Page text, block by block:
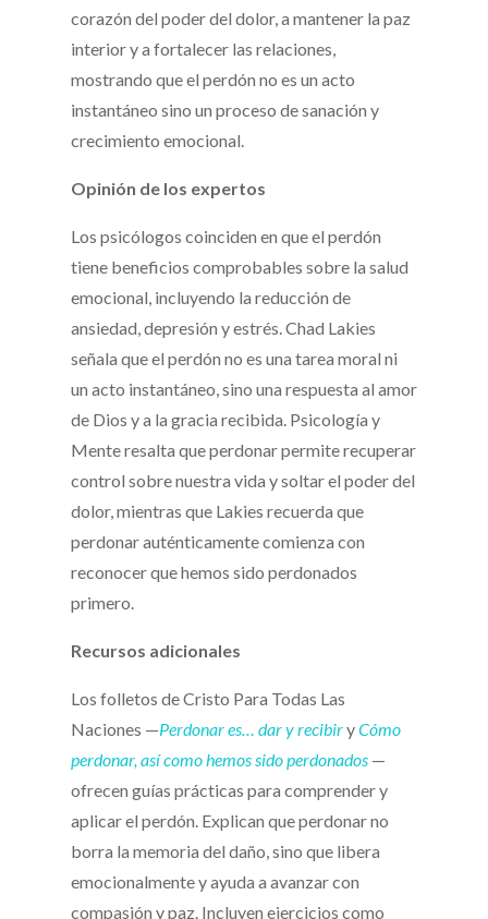
corazón del poder del dolor, a mantener la paz
interior y a fortalecer las relaciones,
mostrando que el perdón no es un acto
instantáneo sino un proceso de sanación y
crecimiento emocional.
Opinión de los expertos
Los psicólogos coinciden en que el perdón
tiene beneficios comprobables sobre la salud
emocional, incluyendo la reducción de
ansiedad, depresión y estrés. Chad Lakies
señala que el perdón no es una tarea moral ni
un acto instantáneo, sino una respuesta al amor
de Dios y a la gracia recibida. Psicología y
Mente resalta que perdonar permite recuperar
control sobre nuestra vida y soltar el poder del
dolor, mientras que Lakies recuerda que
perdonar auténticamente comienza con
reconocer que hemos sido perdonados
primero.
Recursos adicionales
Los folletos de Cristo Para Todas Las
Naciones —Perdonar es… dar y recibiryCómo
perdonar, así como hemos sido perdonados—
ofrecen guías prácticas para comprender y
aplicar el perdón. Explican que perdonar no
borra la memoria del daño, sino que libera
emocionalmente y ayuda a avanzar con
compasión y paz. Incluyen ejercicios como